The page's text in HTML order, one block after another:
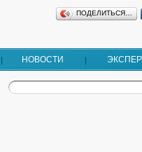
ПОДЕЛИТЬСЯ…
НОВОСТИ